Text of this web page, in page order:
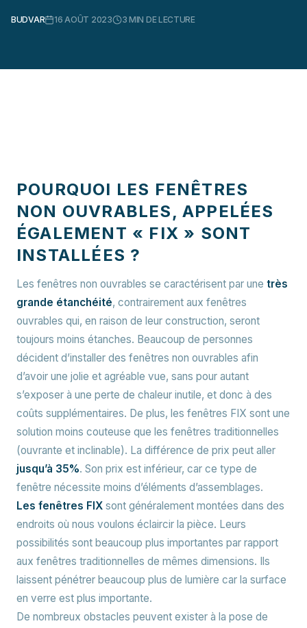
BUDVAR 16 AOÛT 2023 3 MIN DE LECTURE
POURQUOI LES FENÊTRES
NON OUVRABLES, APPELÉES
ÉGALEMENT « FIX » SONT
INSTALLÉES ?
Les fenêtres non ouvrables se caractérisent par une très
grande étanchéité, contrairement aux fenêtres
ouvrables qui, en raison de leur construction, seront
toujours moins étanches. Beaucoup de personnes
décident d’installer des fenêtres non ouvrables afin
d’avoir une jolie et agréable vue, sans pour autant
s’exposer à une perte de chaleur inutile, et donc à des
coûts supplémentaires. De plus, les fenêtres FIX sont une
solution moins couteuse que les fenêtres traditionnelles
(ouvrante et inclinable). La différence de prix peut aller
jusqu’à 35%. Son prix est inférieur, car ce type de
fenêtre nécessite moins d’éléments d’assemblages.
Les fenêtres FIX sont généralement montées dans des
endroits où nous voulons éclaircir la pièce. Leurs
possibilités sont beaucoup plus importantes par rapport
aux fenêtres traditionnelles de mêmes dimensions. Ils
laissent pénétrer beaucoup plus de lumière car la surface
en verre est plus importante.
De nombreux obstacles peuvent exister à la pose de